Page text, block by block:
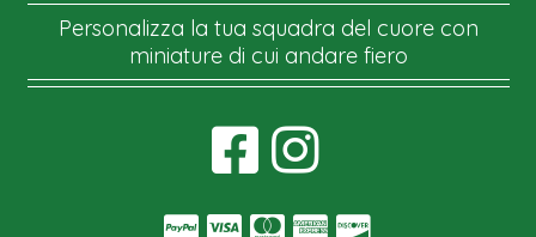
Personalizza la tua squadra del cuore con
miniature di cui andare fiero